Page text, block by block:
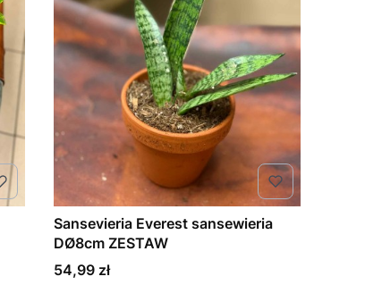
Sansevieria Everest sansewieria
DØ8cm ZESTAW
Cena
54,99 zł